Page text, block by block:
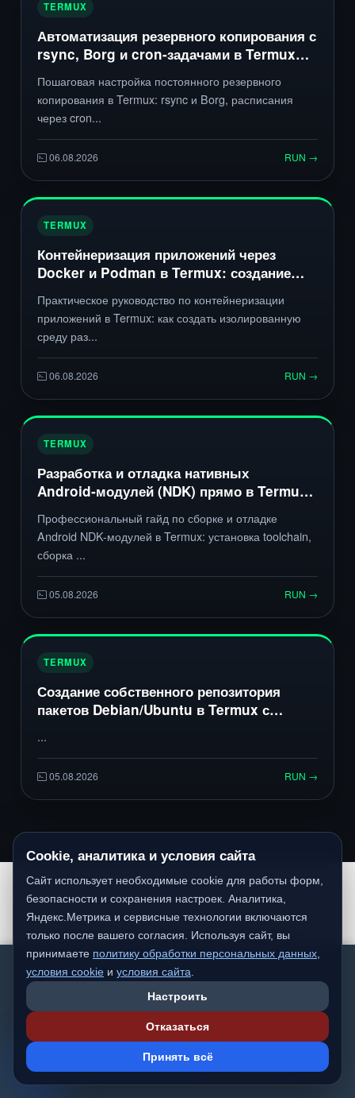
We detected you are likely not from a Russian-
speaking region. Would you like to switch to the
international version of the site?
Switch to International
Stay on
TERMUX
Автоматизация резервного копирования с
rsync, Borg и cron‑задачами в Termux
Пошаговая настройка постоянного резервного
копирования в Termux: rsync и Borg, расписания
через cron...
06.08.2026 RUN →
TERMUX
Контейнеризация приложений через
Docker и Podman в Termux: создание
Практическое руководство по контейнеризации
приложений в Termux: как создать изолированную
среду раз...
06.08.2026 RUN →
TERMUX
Разработка и отладка нативных
Android‑модулей (NDK) прямо в Termux:
Профессиональный гайд по сборке и отладке
Android NDK-модулей в Termux: установка toolchain,
сборка ...
05.08.2026 RUN →
TERMUX
Создание собственного репозитория
пакетов Debian/Ubuntu в Termux с
автоматическим построением CI‑pipeline
на GitHub Actions
...
05.08.2026 RUN →
Как проходит работа
Простой, понятный и прозрачный процесс — от
первого сообщения до готового результата и
дальнейшей поддержки.
Cookie, аналитика и условия сайта
Сайт использует необходимые cookie для работы форм,
безопасности и сохранения настроек. Аналитика,
Яндекс.Метрика и сервисные технологии включаются
только после вашего согласия. Используя сайт, вы
принимаете политику обработки персональных данных
условия cookie и условия сайта
Настроить
Отказаться
Принять всё
💬